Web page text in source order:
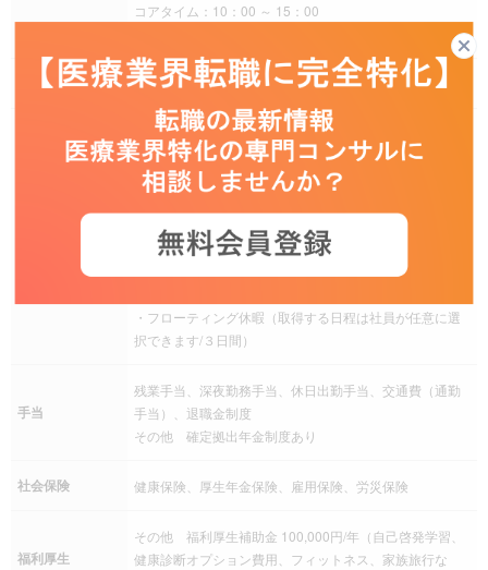
コアタイム：10：00 ～ 15：00
月20時間以上の見込み
完全週休二日制（土日曜日）、祝日、年末年始、有給休
暇、慶弔休暇、産前産後休暇、介護休暇、看護休暇、年
間休日120日以上
・特別有給休暇（バースデイ休暇）
・ファミリーケア休暇（子や家族の看護の為に取得でき
・フローティング休暇（取得する日程は社員が任意に選
択できます/３日間）
手当
残業手当、深夜勤務手当、休日出勤手当、交通費（通勤
手当）、退職金制度
その他 確定拠出年金制度あり
社会保険 健康保険、厚生年金保険、雇用保険、労災保険
福利厚生
その他 福利厚生補助金 100,000円/年（自己啓発学習、
健康診断オプション費用、フィットネス、家族旅行な